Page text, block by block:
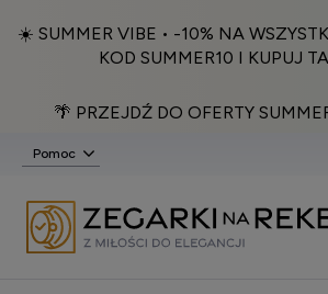
☀️ SUMMER VIBE • -10% NA
KOD SUMMER10 I KUPUJ
🌴 PRZEJDŹ DO OFERTY
Pomoc